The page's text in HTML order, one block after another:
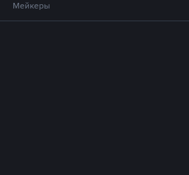
Мейкеры